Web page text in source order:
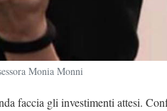
Monia Monni
faccia gli investimenti attesi.